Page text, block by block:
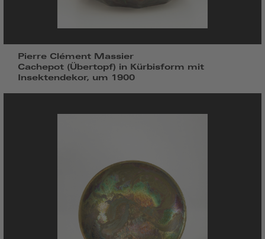
Pierre Clément Massier
Cachepot (Übertopf) in Kürbisform mit
Insektendekor, um 1900